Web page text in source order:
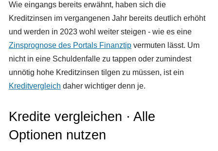
Wie eingangs bereits erwähnt, haben sich die
Kreditzinsen im vergangenen Jahr bereits deutlich erhöht
und werden in 2023 wohl weiter steigen - wie es eine
Zinsprognose des Portals Finanztipvermuten lässt. Um
nicht in eine Schuldenfalle zu tappen oder zumindest
unnötig hohe Kreditzinsen tilgen zu müssen, ist ein
Kreditvergleich daher wichtiger denn je.
Kredite vergleichen · Alle
Optionen nutzen